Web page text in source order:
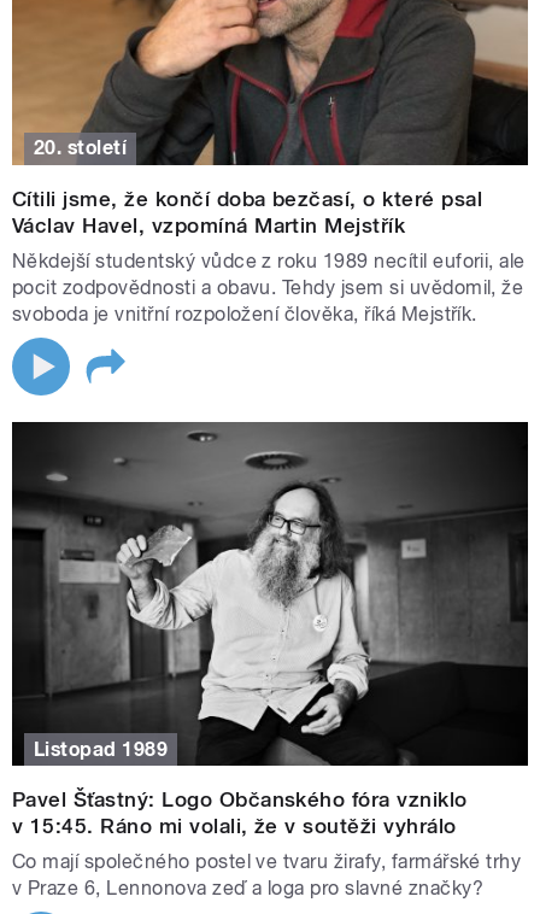
20. století
Cítili jsme, že končí doba bezčasí, o které psal
Václav Havel, vzpomíná Martin Mejstřík
Někdejší studentský vůdce z roku 1989 necítil euforii, ale
pocit zodpovědnosti a obavu. Tehdy jsem si uvědomil, že
svoboda je vnitřní rozpoložení člověka, říká Mejstřík.
Listopad 1989
Pavel Šťastný: Logo Občanského fóra vzniklo
v 15:45. Ráno mi volali, že v soutěži vyhrálo
Co mají společného postel ve tvaru žirafy, farmářské trhy
v Praze 6, Lennonova zeď a loga pro slavné značky?